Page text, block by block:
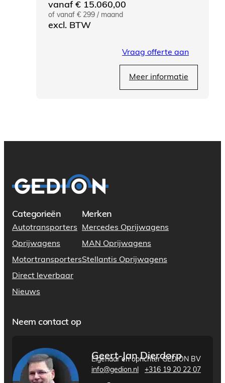
vanaf € 15.060,00
of vanaf € 299 / maand
excl. BTW
Vraag offerte aan
Meer informatie
Categorieën
Autotransporters
Oprijwagens
Motortransporters
Direct leverbaar
Nieuws
Merken
Mercedes Oprijwagens
MAN Oprijwagens
Stellantis Oprijwagens
Neem contact op
Geert-Jan Dierdorp
Eigenaar en oprichter GEDION BV
info@gedion.nl
+316 19 20 22 07